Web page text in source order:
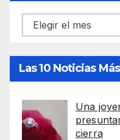
Archivos
Las 10 Noticias
Una
cierra